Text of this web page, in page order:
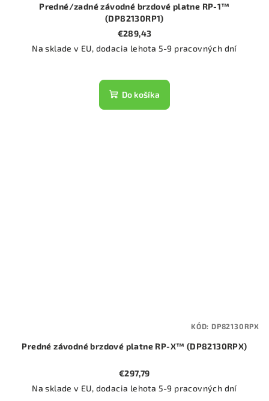
Predné/zadné závodné brzdové platne RP-1™
(DP82130RP1)
€289,43
Na sklade v EU, dodacia lehota 5-9 pracovných dní
Do košíka
Predné závodné brzdové platne RP-X™ (DP82130RPX)
€297,79
Na sklade v EU, dodacia lehota 5-9 pracovných dní
KÓD: DP82130RPX